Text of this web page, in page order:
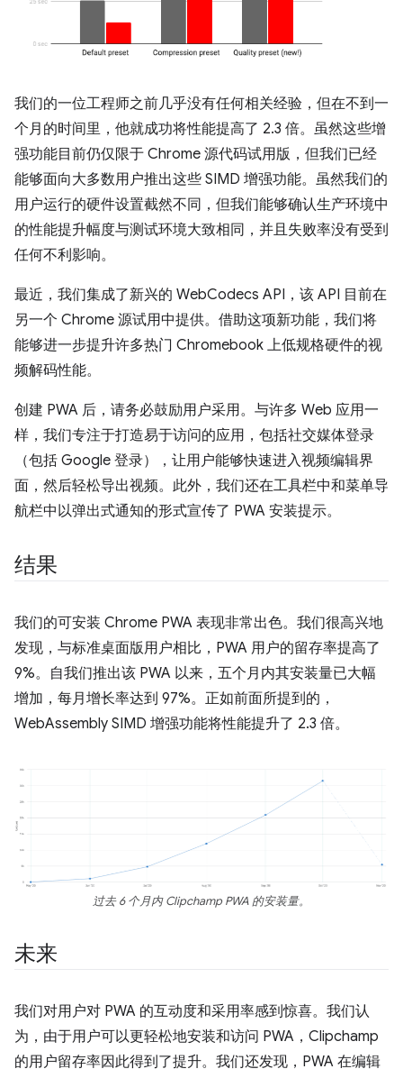
我们的一位工程师之前几乎没有任何相关经验，但在不到一
个月的时间里，他就成功将性能提高了 2.3 倍。虽然这些增
强功能目前仍仅限于 Chrome 源代码试用版，但我们已经
能够面向大多数用户推出这些 SIMD 增强功能。虽然我们的
用户运行的硬件设置截然不同，但我们能够确认生产环境中
的性能提升幅度与测试环境大致相同，并且失败率没有受到
任何不利影响。
最近，我们集成了新兴的 WebCodecs API，该 API 目前在
另一个 Chrome 源试用中提供。借助这项新功能，我们将
能够进一步提升许多热门 Chromebook 上低规格硬件的视
频解码性能。
创建 PWA 后，请务必鼓励用户采用。与许多 Web 应用一
样，我们专注于打造易于访问的应用，包括社交媒体登录
（包括 Google 登录），让用户能够快速进入视频编辑界
面，然后轻松导出视频。此外，我们还在工具栏中和菜单导
航栏中以弹出式通知的形式宣传了 PWA 安装提示。
结果
我们的可安装 Chrome PWA 表现非常出色。我们很高兴地
发现，与标准桌面版用户相比，PWA 用户的留存率提高了
9%。自我们推出该 PWA 以来，五个月内其安装量已大幅
增加，每月增长率达到 97%。正如前面所提到的，
WebAssembly SIMD 增强功能将性能提升了 2.3 倍。
过去 6 个月内 Clipchamp PWA 的安装量。
未来
我们对用户对 PWA 的互动度和采用率感到惊喜。我们认
为，由于用户可以更轻松地安装和访问 PWA，Clipchamp
的用户留存率因此得到了提升。我们还发现，PWA 在编辑